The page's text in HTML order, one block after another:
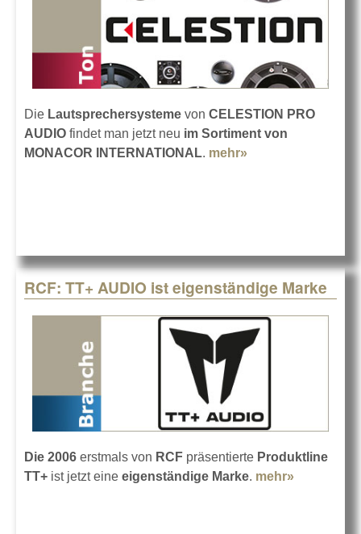
Die Lautsprechersysteme von CELESTION PRO
AUDIO findet man jetzt neu im Sortiment von
MONACOR INTERNATIONAL. mehr»
RCF: TT+ AUDIO ist eigenständige Marke
Die 2006 erstmals von RCF präsentierte Produktline
TT+ ist jetzt eine eigenständige Marke. mehr»